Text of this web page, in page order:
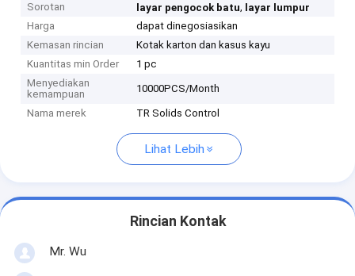
Sorotan layar pengocok batu, layar lumpur
Harga
dapat dinegosiasikan
Kemasan rincian
Kotak karton dan kasus kayu
Kuantitas min Order
1 pc
Menyediakan
kemampuan
10000PCS/Month
Nama merek TR Solids Control
Lihat Lebih
Rincian Kontak
Mr. Wu